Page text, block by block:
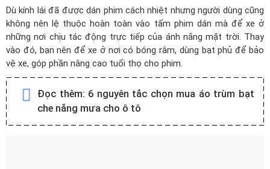
Dù kính lái đã được dán phim cách nhiệt nhưng người dùng cũng
không nên lệ thuộc hoàn toàn vào tấm phim dán mà để xe ở
những nơi chịu tác động trực tiếp của ánh nắng mặt trời. Thay
vào đó, bạn nên để xe ở nơi có bóng râm, dùng bạt phủ để bảo
vệ xe, góp phần nâng cao tuổi thọ cho phim.
Đọc thêm: 6 nguyên tắc chọn mua áo trùm bạt
che nắng mưa cho ô tô